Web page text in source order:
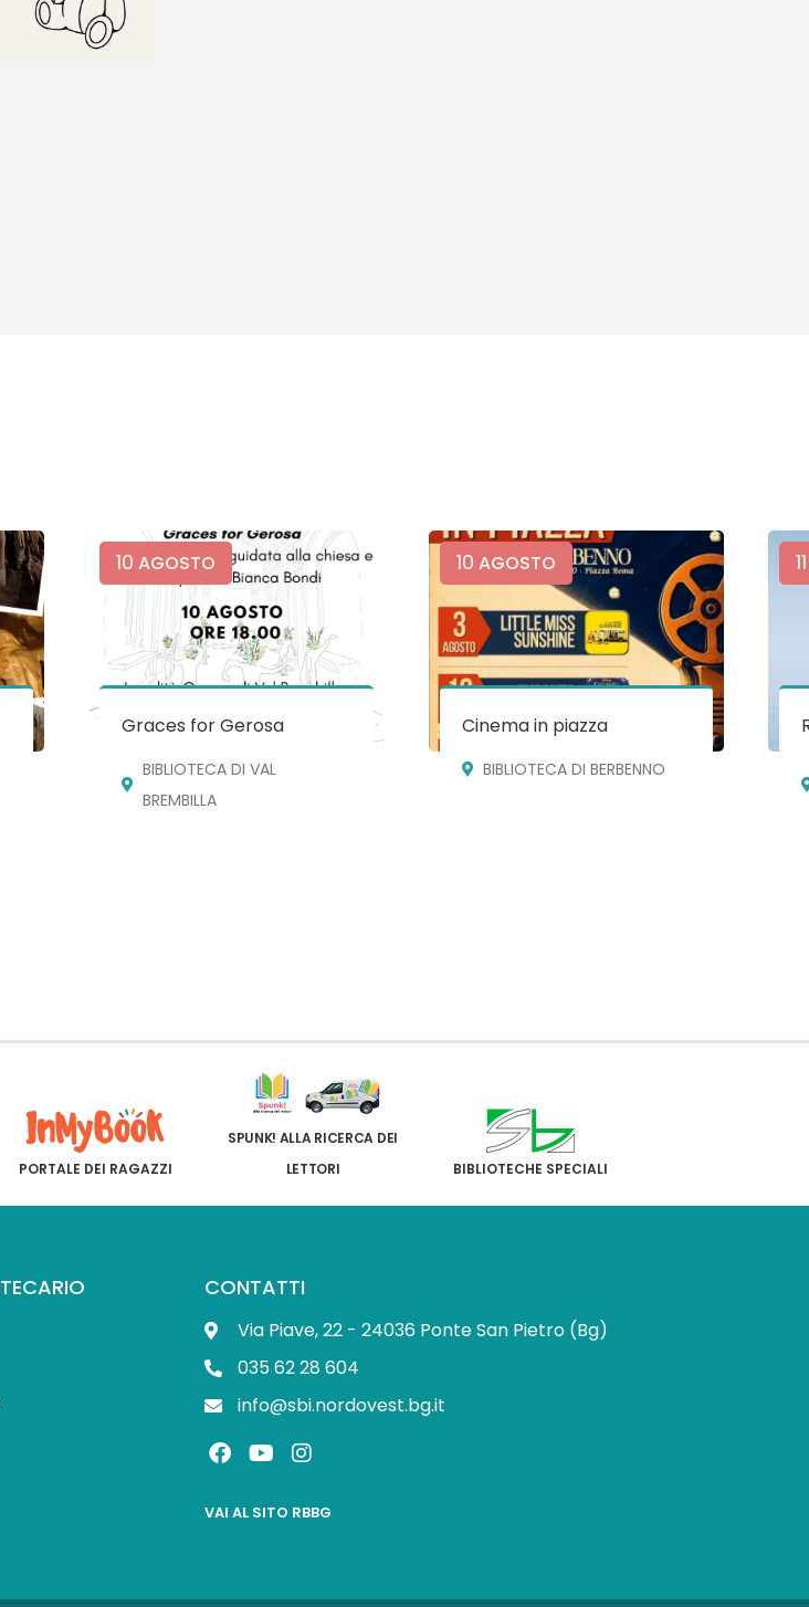
10 AGOSTO
Graces for Gerosa
BIBLIOTECA DI VAL
BREMBILLA
10 AGOSTO
Cinema in piazza
BIBLIOTECA DI BERBENNO
11
PORTALE DEI RAGAZZI
SPUNK! ALLA RICERCA DEI
LETTORI
BIBLIOTECHE SPECIALI
CONTATTI
Via Piave, 22 - 24036 Ponte San Pietro (Bg)
035 62 28 604
info@sbi.nordovest.bg.it
F
a
e
Y
o
t
I
n
t
VAI AL SITO RBBG